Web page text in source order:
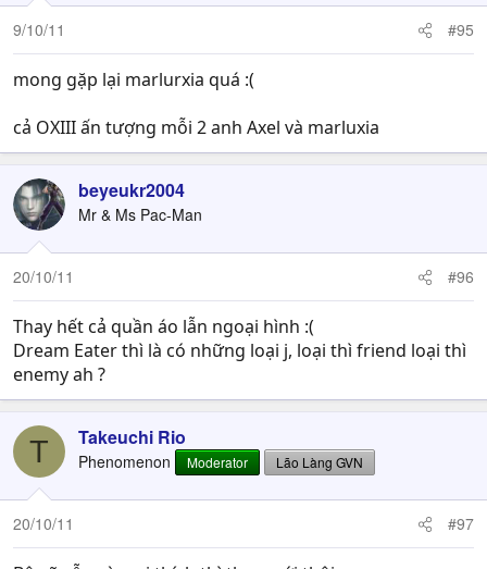
9/10/11 #95
mong gặp lại marlurxia quá :(
cả OXIII ấn tượng mỗi 2 anh Axel và marluxia
beyeukr2004
Mr & Ms Pac-Man
20/10/11 #96
Thay hết cả quần áo lẫn ngoại hình :(
Dream Eater thì là có những loại j, loại thì friend loại thì
enemy ah ?
T Takeuchi Rio
Phenomenon Moderator Lão Làng GVN
20/10/11 #97